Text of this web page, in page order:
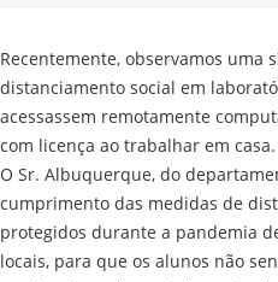
Recentemente, observamos uma
distanciamento social em
acessassem remotamente
com licença ao trabalhar em casa.
O Sr. Albuquerque, do
cumprimento das medidas de
protegidos durante a pandemia
locais, para que os alunos não